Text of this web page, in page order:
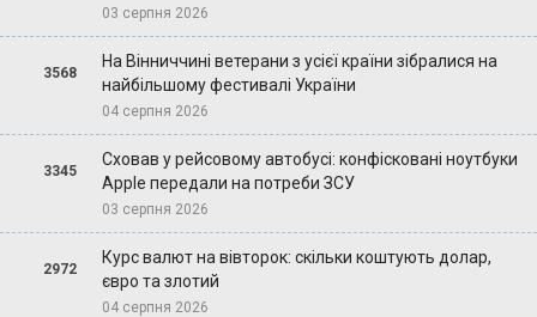
03 серпня 2026
3568
На Вінниччині ветерани з усієї країни зібралися на
найбільшому фестивалі України
04 серпня 2026
3345
Сховав у рейсовому автобусі: конфісковані ноутбуки
Apple передали на потреби ЗСУ
03 серпня 2026
2972
Курс валют на вівторок: скільки коштують долар,
євро та злотий
04 серпня 2026